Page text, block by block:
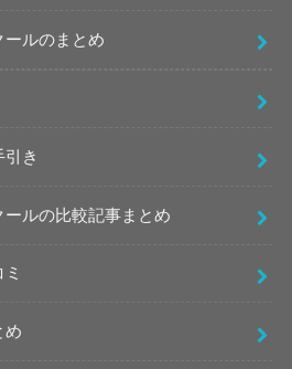
ールのまとめ
き
ールの比較記事まとめ
め